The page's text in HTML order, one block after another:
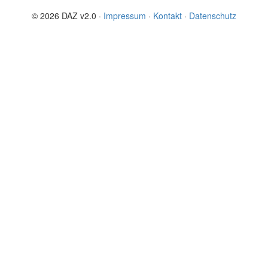
© 2026 DAZ v2.0 · Impressum · Kontakt · Datenschutz